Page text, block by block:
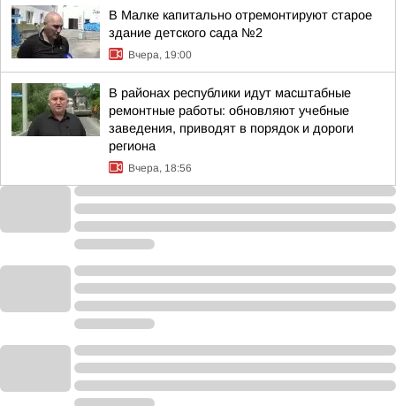
В Малке капитально отремонтируют старое
здание детского сада №2
Вчера, 19:00
В районах республики идут масштабные
ремонтные работы: обновляют учебные
заведения, приводят в порядок и дороги
региона
Вчера, 18:56